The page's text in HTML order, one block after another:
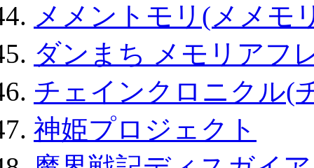
メメントモリ(メメモ
ダンまち メモリアフ
チェインクロニクル(
神姫プロジェクト